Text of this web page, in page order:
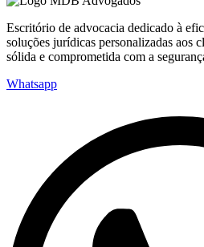
Escritório de advocacia dedicado à
soluções jurídicas personalizadas aos
sólida e comprometida com a
Whatsapp